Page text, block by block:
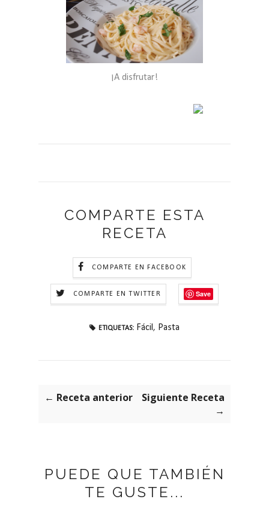
¡A disfrutar!
COMPARTE ESTA
RECETA
COMPARTE EN FACEBOOK
COMPARTE EN TWITTER Save
ETIQUETAS: Fácil , Pasta
← Receta anterior
Siguiente Receta
→
PUEDE QUE TAMBIÉN
TE GUSTE...